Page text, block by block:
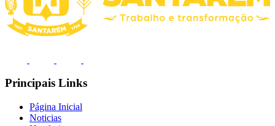
Principais Links
Página Inicial
Noticias